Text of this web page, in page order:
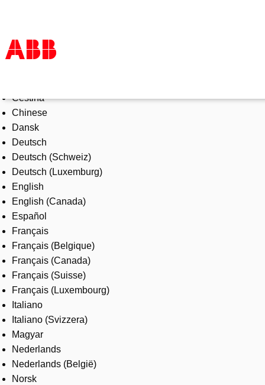
Products & Solutions
Industries
Services
About us
Where to buy
Contact us
Careers
Čeština
Chinese
Dansk
Deutsch
Deutsch (Schweiz)
Deutsch (Luxemburg)
English
English (Canada)
Español
Français
Français (Belgique)
Français (Canada)
Français (Suisse)
Français (Luxembourg)
Italiano
Italiano (Svizzera)
Magyar
Nederlands
Nederlands (België)
Norsk